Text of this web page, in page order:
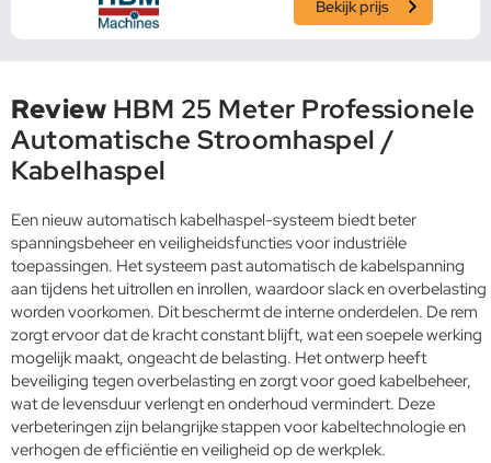
Bekijk prijs
Review HBM 25 Meter Professionele
Automatische Stroomhaspel /
Kabelhaspel
Een nieuw automatisch kabelhaspel-systeem biedt beter
spanningsbeheer en veiligheidsfuncties voor industriële
toepassingen. Het systeem past automatisch de kabelspanning
aan tijdens het uitrollen en inrollen, waardoor slack en overbelasting
worden voorkomen. Dit beschermt de interne onderdelen. De rem
zorgt ervoor dat de kracht constant blijft, wat een soepele werking
mogelijk maakt, ongeacht de belasting. Het ontwerp heeft
beveiliging tegen overbelasting en zorgt voor goed kabelbeheer,
wat de levensduur verlengt en onderhoud vermindert. Deze
verbeteringen zijn belangrijke stappen voor kabeltechnologie en
verhogen de efficiëntie en veiligheid op de werkplek.